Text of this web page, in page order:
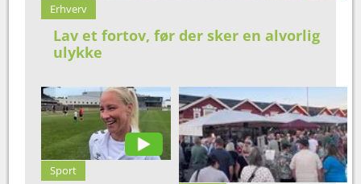
Erhverv
Lav et fortov, før der sker en alvorlig
ulykke
Sport